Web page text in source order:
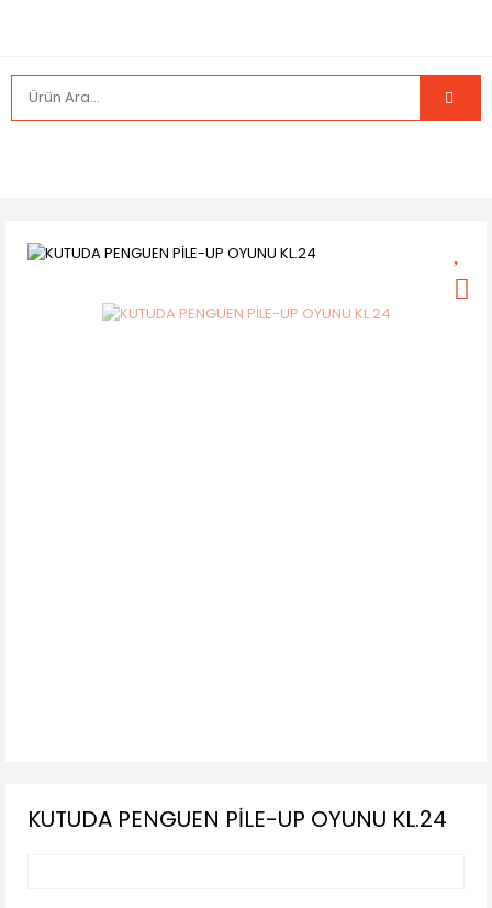
KUTUDA PENGUEN PİLE-UP OYUNU KL.24